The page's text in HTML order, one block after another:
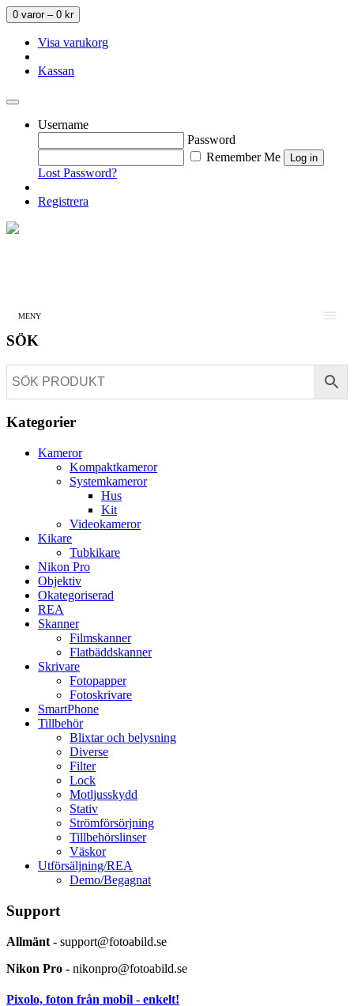
0 varor – 0 kr
Visa varukorg
Kassan
Username
Password
Remember Me
Lost Password?
Registrera
MENY
SÖK
Kategorier
Kameror
Kompaktkameror
Systemkameror
Hus
Kit
Videokameror
Kikare
Tubkikare
Nikon Pro
Objektiv
Okategoriserad
REA
Skanner
Filmskanner
Flatbäddskanner
Skrivare
Fotopapper
Fotoskrivare
SmartPhone
Tillbehör
Blixtar och belysning
Diverse
Filter
Lock
Motljusskydd
Stativ
Strömförsörjning
Tillbehörslinser
Väskor
Utförsäljning/REA
Demo/Begagnat
Support
Allmänt - support@fotoabild.se
Nikon Pro - nikonpro@fotoabild.se
Pixolo, foton från mobil - enkelt!